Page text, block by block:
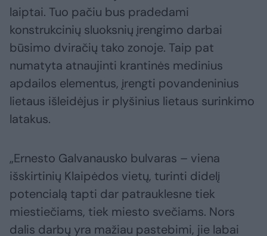
laiptai. Tuo pačiu bus pradedami
konstrukcinių sluoksnių įrengimo darbai
būsimo dviračių tako zonoje. Taip pat
numatyta atnaujinti krantinės medinius
apdailos elementus, įrengti povandeninius
lietaus išleidėjus ir plyšinius lietaus surinkimo
latakus.
„Ernesto Galvanausko bulvaras – viena
išskirtinių Klaipėdos vietų, turinti didelį
potencialą tapti dar patrauklesne tiek
miestiečiams, tiek miesto svečiams. Nors
dalis darbų yra mažiau pastebimi, jie labai